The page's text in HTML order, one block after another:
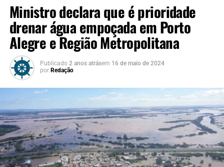
Ministro declara que é prioridade
drenar água empoçada em Porto
Alegre e Região Metropolitana
Publicado 2 anos atrásem 16 de maio de 2024
por Redação